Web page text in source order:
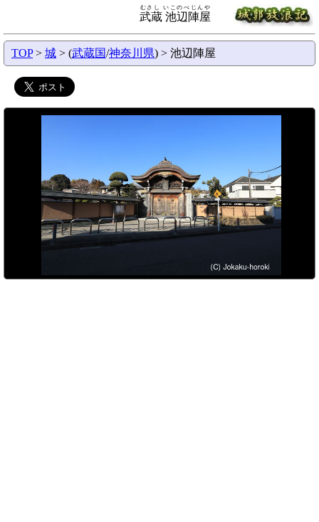
武蔵 池辺陣屋
むさし いこのべじんや
TOP> 城 > (武蔵国/神奈川県) > 池辺陣屋